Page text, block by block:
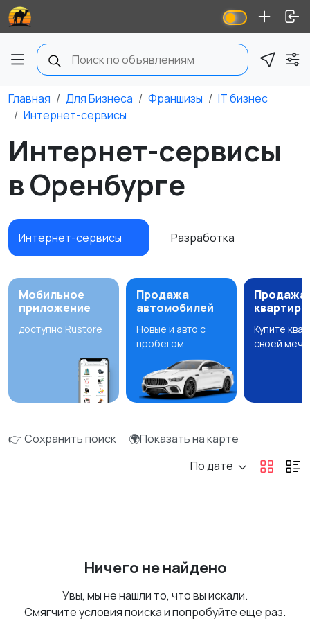
Главная Для Бизнеса Франшизы
IT бизнес
Интернет-сервисы
Интернет-сервисы
в Оренбурге
Интернет-сервисы Разработка
Мобильное
приложение
доступно Rustore
Продажа
автомобилей
Новые и авто с
пробегом
Продажа
квартир
Купите
своей
👉 Сохранить поиск
🌍Показать на карте
По дате
Ничего не найдено
Увы, мы не нашли то, что вы искали.
Смягчите условия поиска и попробуйте еще раз.